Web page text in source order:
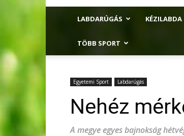
LABDARÚGÁS KÉZILABDA
TÖBB SPORT
Egyetemi Sport Labdarúgás
Nehéz
A megye egyes bajnokság